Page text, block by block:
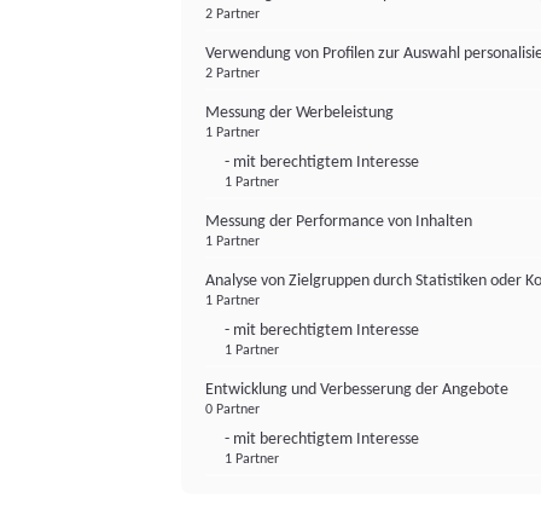
2 Partner
Verwendung von Profilen zur Auswahl
2 Partner
Messung der Werbeleistung
1 Partner
- mit berechtigtem Interesse
1 Partner
Messung der Performance von Inhalten
1 Partner
Analyse von Zielgruppen durch Statistiken oder
1 Partner
- mit berechtigtem Interesse
1 Partner
Entwicklung und Verbesserung der Angebote
0 Partner
- mit berechtigtem Interesse
1 Partner